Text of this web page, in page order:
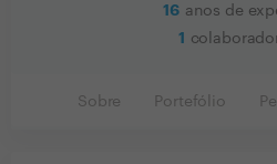
16 anos de
1
Sobre Portefólio